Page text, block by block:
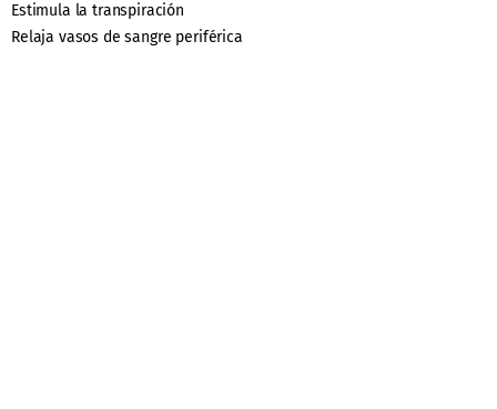
Estimula la transpiración
Relaja vasos de sangre periférica